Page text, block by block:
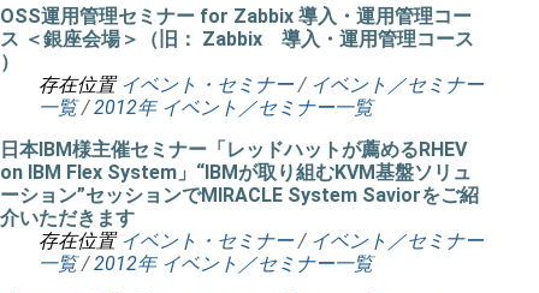
OSS運用管理セミナー for Zabbix 導入・運用管理コー
ス ＜銀座会場＞（旧： Zabbix 導入・運用管理コース
）
存在位置 イベント・セミナー / イベント／セミナー
一覧 /2012年 イベント／セミナー一覧
日本IBM様主催セミナー「レッドハットが薦めるRHEV
on IBM Flex System」“IBMが取り組むKVM基盤ソリュ
ーション”セッションでMIRACLE System Saviorをご紹
介いただきます
存在位置 イベント・セミナー / イベント／セミナー
一覧 /2012年 イベント／セミナー一覧